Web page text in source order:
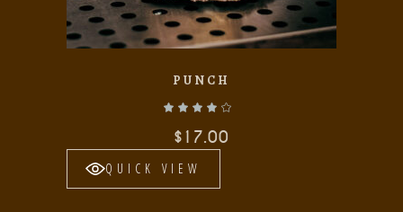
PUNCH
$17.00
QUICK VIEW